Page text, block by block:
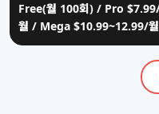
Free(월 100회) / Pro
월 / Mega $10.99~12.99/월